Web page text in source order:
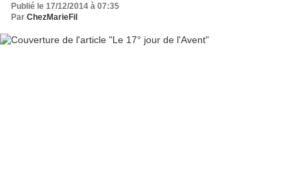
Publié le 17/12/2014 à 07:35
Par ChezMarieFil